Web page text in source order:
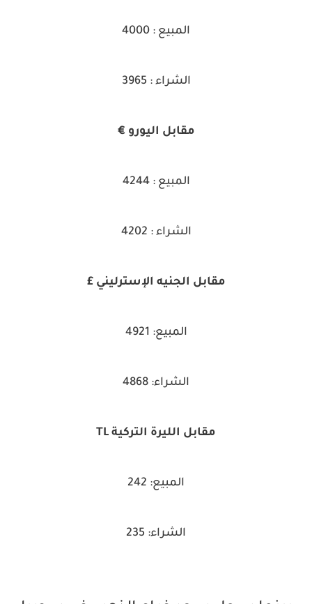
المبيع : 4000
الشراء : 3965
مقابل اليورو €
المبيع : 4244
الشراء : 4202
مقابل الجنيه الإسترليني £
المبيع: 4921
الشراء: 4868
مقابل الليرة التركية TL
المبيع: 242
الشراء: 235